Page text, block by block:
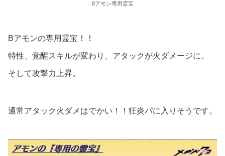
Bアモン専用霊宝
Bアモンの専用霊宝！！
特性、覚醒スキルが変わり、アタックが火ダメージに。
そして攻撃力上昇。
通常アタック火ダメはでかい！！狂炎パに入りそうです。